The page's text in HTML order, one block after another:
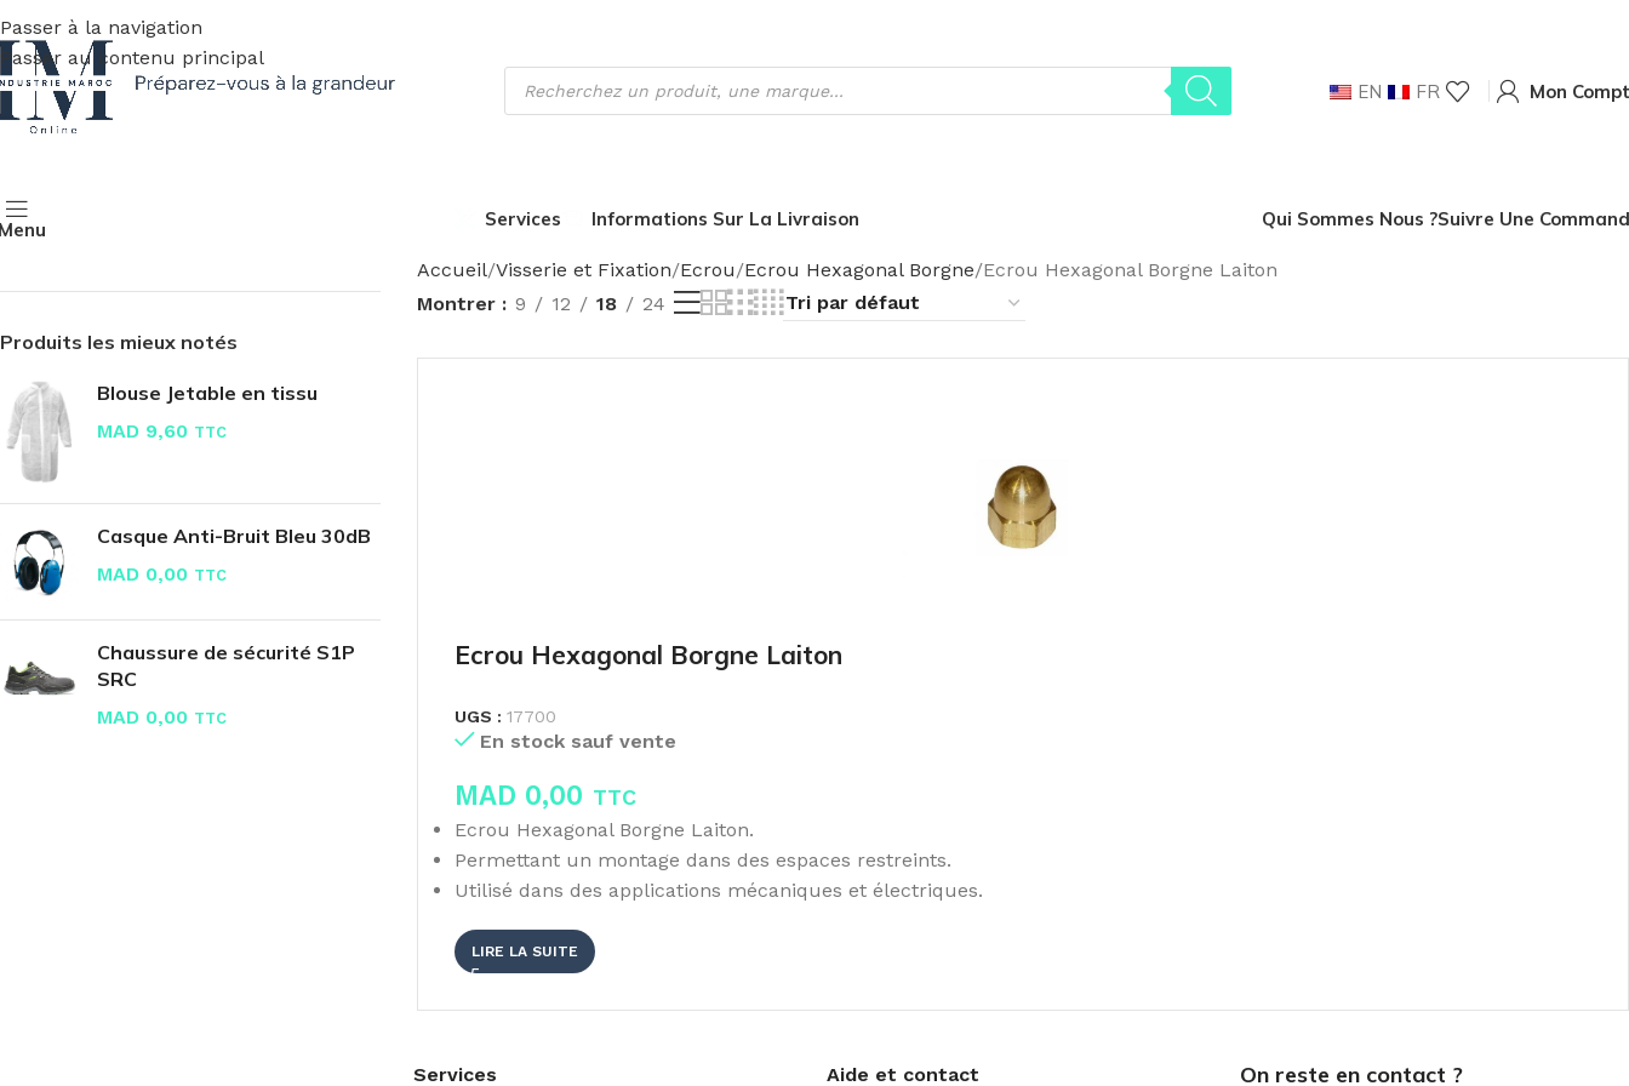
Passer à la navigation
Passer au contenu principal
EN
FR Mon
Services Informations Sur La Livraison Qui Sommes Nous ?Suivre Une
Produits les mieux notés
Blouse Jetable en tissu
MAD 9,60 TTC
Casque Anti-Bruit Bleu 30dB
MAD 0,00 TTC
Chaussure de sécurité S1P
SRC
MAD 0,00 TTC
Accueil Visserie et Fixation Ecrou Ecrou Hexagonal Borgne Ecrou Hexagonal Borgne Laiton
Montrer
9 12 18 24
Ecrou Hexagonal Borgne Laiton
UGS : 17700
En stock sauf vente
MAD 0,00 TTC
Ecrou Hexagonal Borgne Laiton.
Permettant un montage dans des espaces restreints.
Utilisé dans des applications mécaniques et électriques.
LIRE LA SUITE
Services Aide et contact On reste en contact ?